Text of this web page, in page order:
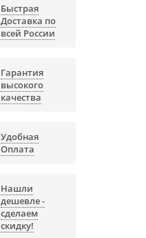
Быстрая
Доставка по
всей России
Гарантия
высокого
качества
Удобная
Оплата
Нашли
дешевле -
сделаем
скидку!